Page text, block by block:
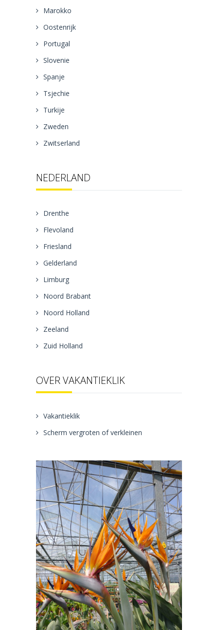
Marokko
Oostenrijk
Portugal
Slovenie
Spanje
Tsjechie
Turkije
Zweden
Zwitserland
NEDERLAND
Drenthe
Flevoland
Friesland
Gelderland
Limburg
Noord Brabant
Noord Holland
Zeeland
Zuid Holland
OVER VAKANTIEKLIK
Vakantieklik
Scherm vergroten of verkleinen